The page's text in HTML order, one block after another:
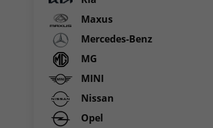
Maxus
Mercedes-Benz
MG
MINI
Nissan
Opel